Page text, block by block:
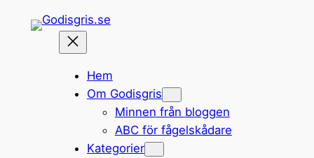
Hem
Om Godisgris
Minnen från bloggen
ABC för fågelskådare
Kategorier